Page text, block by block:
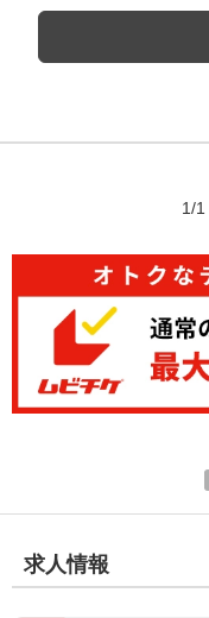
1/1
求人情報